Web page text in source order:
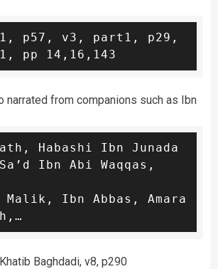
pp 14,16,143
narrated from companions such as Ibn
Ibn Abi Waqqas,
Baghdadi, v8, p290